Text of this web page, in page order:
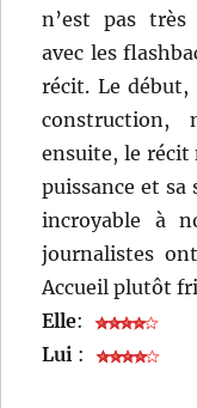
n’est pas très
avec les
récit. Le
construction,
ensuite, le récit
puissance et
incroyable à
journalistes
Accueil plutôt
Elle:
Lui :